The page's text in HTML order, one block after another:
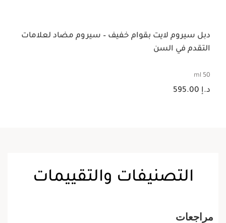
دبل سيروم لايت بقوام خفيف – سيروم مضاد لعلامات
التقدم في السن
50 ml
السعر الحالي هو د.إ 595.00
د.إ 595.00
التصنيفات والتقييمات